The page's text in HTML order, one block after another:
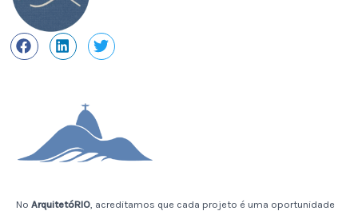
No ArquitetóRIO , acreditamos que cada projeto é uma oportunidade